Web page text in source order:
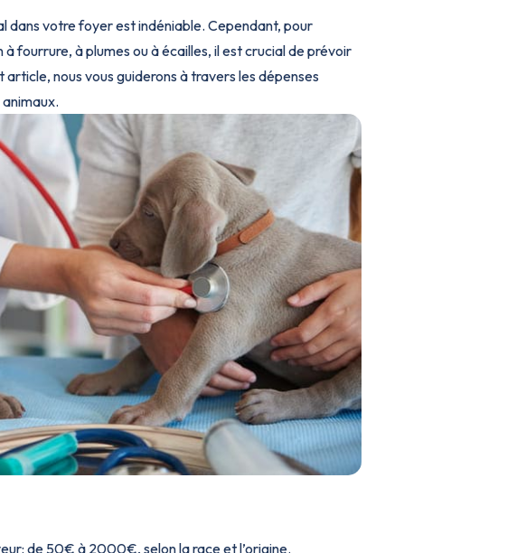
dans votre foyer est indéniable. Cependant, pour
fourrure, à plumes ou à écailles, il est crucial de prévoir
nous vous guiderons à travers les dépenses
de 50€ à 2000€, selon la race et l’origine.